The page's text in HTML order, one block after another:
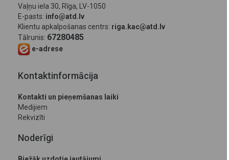
Vaļņu iela 30, Rīga, LV-1050
E-pasts: info@atd.lv
Klientu apkalpošanas centrs: riga.kac@atd.lv
Tālrunis: 67280485
e-adrese
Kontaktinformācija
Kontakti un pieņemšanas laiki
Medijiem
Rekvizīti
Noderīgi